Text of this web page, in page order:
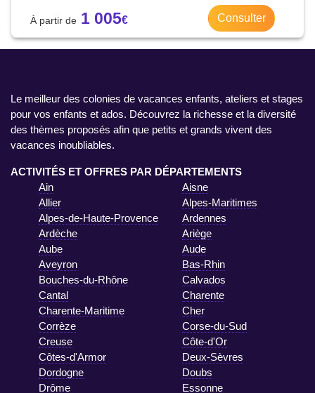
1 005 Consulter
Le meilleur des colonies de vacances enfants, ateliers et stages
pour vos enfants et ados. Découvrez la richesse et la diversité
des thèmes proposés afin que petits et grands vivent des
vacances inoubliables.
ACTIVITÉS ET OFFRES PAR DÉPARTEMENTS
Ain
Aisne
Allier
Alpes-Maritimes
Alpes-de-Haute-Provence
Ardennes
Ardèche
Ariège
Aube
Aude
Aveyron
Bas-Rhin
Bouches-du-Rhône
Calvados
Cantal
Charente
Charente-Maritime
Cher
Corrèze
Corse-du-Sud
Creuse
Côte-d'Or
Côtes-d'Armor
Deux-Sèvres
Dordogne
Doubs
Drôme
Essonne